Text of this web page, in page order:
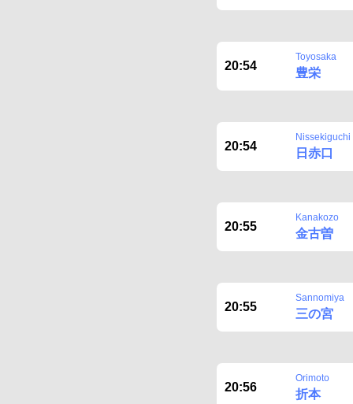
20:54
Toyosaka
豊栄
20:54
Nissekiguchi
日赤口
20:55
Kanakozo
金古曽
20:55
Sannomiya
三の宮
20:56
Orimoto
折本